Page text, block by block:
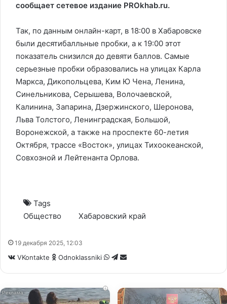
сообщает сетевое издание PROkhab.ru.
Так, по данным онлайн-карт, в 18:00 в Хабаровске
были десятибалльные пробки, а к 19:00 этот
показатель снизился до девяти баллов. Самые
серьезные пробки образовались на улицах Карла
Маркса, Дикопольцева, Ким Ю Чена, Ленина,
Синельникова, Серышева, Волочаевской,
Калинина, Запарина, Дзержинского, Шеронова,
Льва Толстого, Ленинградская, Большой,
Воронежской, а также на проспекте 60-летия
Октября, трассе «Восток», улицах Тихоокеанской,
Совхозной и Лейтенанта Орлова.
Tags
Общество
Хабаровский край
19 декабря 2025, 12:03
VKontakte Odnoklassniki WhatsApp
Telegram
Share
i